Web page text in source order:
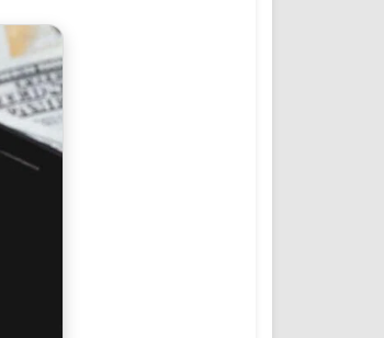
المؤتمرات والمشاريع